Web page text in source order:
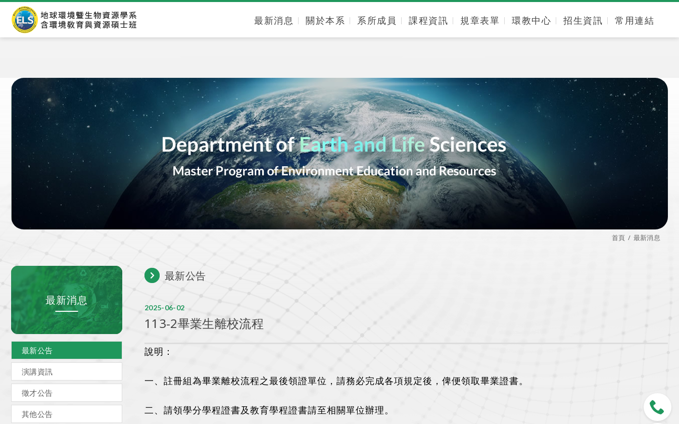
最新消息 關於本系 系所成員 課程資訊 規章表單 環教中心 招生資訊 常用連結
首頁 最新消息
最新消息
最新公告
演講資訊
徵才公告
其他公告
最新公告
02
06
2025
113-2畢業生離校流程
說明：
一、註冊組為畢業離校流程之最後領證單位，請務必完成各項規定後，俾便領取畢業證書。
二、請領學分學程證書及教育學程證書請至相關單位辦理。